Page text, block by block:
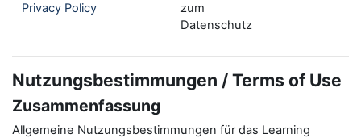
Privacy Policy
zum
Datenschutz
Nutzungsbestimmungen / Terms of Use
Zusammenfassung
Allgemeine Nutzungsbestimmungen für das Learning